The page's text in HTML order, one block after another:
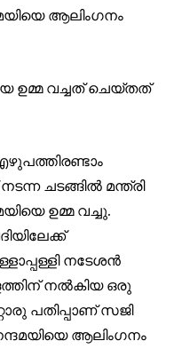
of
be part of the
address on our website
worry, we respect
Your information is
ആലിംഗനം
ഉമ്മ വച്ചത് ചെയ്തത്
ചടങ്ങിൽ മന്ത്രി
ഉമ്മ വച്ചു.
നടേശൻ
നൽകിയ ഒരു
പതിപ്പാണ് സജി
ആലിംഗനം